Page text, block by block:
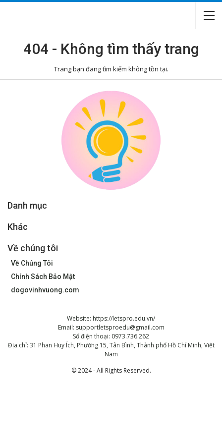
404 - Không tìm thấy trang
Trang bạn đang tìm kiếm không tồn tại.
Danh mục
Khác
Về chúng tôi
Về Chúng Tôi
Chính Sách Bảo Mật
dogovinhvuong.com
Website: https://letspro.edu.vn/
Email: supportletsproedu@gmail.com
Số điện thoại: 0973.736.262
Địa chỉ: 31 Phan Huy Ích, Phường 15, Tân Bình, Thành phố Hồ Chí Minh, Việt
Nam
© 2024 - All Rights Reserved.